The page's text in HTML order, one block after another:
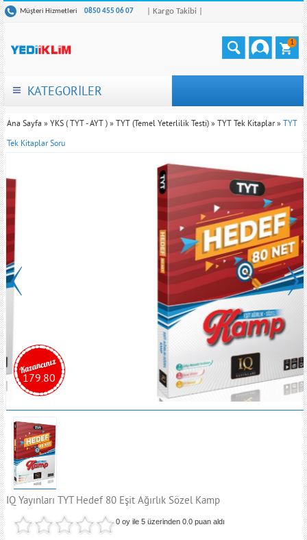
Müşteri Hizmetleri 0850 455 06 07 | Kargo Takibi |
1
KATEGORİLER
Ana Sayfa » YKS ( TYT - AYT ) » TYT (Temel Yeterlilik Testi) » TYT Tek Kitaplar » TYT
Tek Kitaplar Soru
179.80
IQ Yayınları TYT Hedef 80 Eşit Ağırlık Sözel Kamp
0 oy ile 5 üzerinden0.0 puan aldı